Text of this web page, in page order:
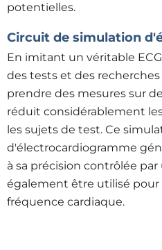
potentielles.
Circuit de simulation
En imitant un véritable
des tests et des
prendre des mesures sur
réduit considérablement
les sujets de test. Ce
d'électrocardiogramme
à sa précision contrôlée
également être utilisé pour
fréquence cardiaque.